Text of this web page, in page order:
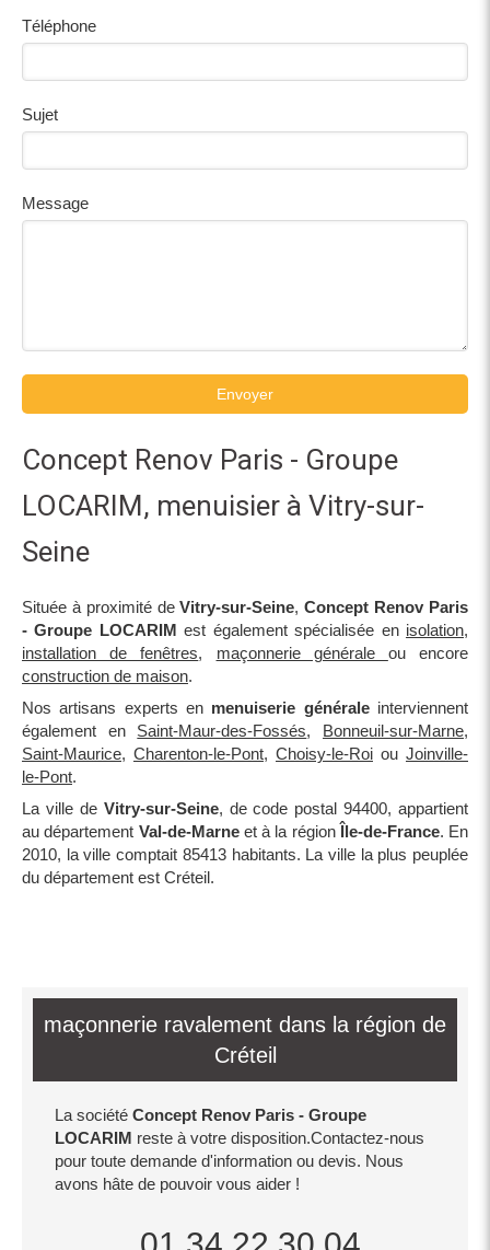
Téléphone
Sujet
Message
Envoyer
Concept Renov Paris - Groupe
LOCARIM, menuisier à Vitry-sur-
Seine
Située à proximité deVitry-sur-Seine,Concept Renov Paris
- Groupe LOCARIM est également spécialisée en isolation,
installation de fenêtres, maçonnerie générale ou encore
construction de maison.
Nos artisans experts en menuiserie généraleinterviennent
également en Saint-Maur-des-Fossés, Bonneuil-sur-Marne,
Saint-Maurice, Charenton-le-Pont, Choisy-le-Roi ou Joinville-
le-Pont.
La ville de Vitry-sur-Seine, de code postal 94400, appartient
au département Val-de-Marneet à la région Île-de-France. En
2010, la ville comptait 85413 habitants. La ville la plus peuplée
du département est Créteil.
maçonnerie ravalement dans la région de
Créteil
La société Concept Renov Paris - Groupe
LOCARIM reste à votre disposition.Contactez-nous
pour toute demande d'information ou devis. Nous
avons hâte de pouvoir vous aider !